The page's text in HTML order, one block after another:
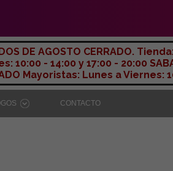
DE AGOSTO CERRADO.
10:00 - 14:00 y 17:00 - 20:00
Mayoristas: Lunes a Viernes:
CONTACTO